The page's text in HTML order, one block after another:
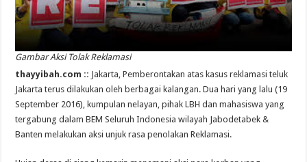
Gambar Aksi Tolak Reklamasi
thayyibah.com :: Jakarta, Pemberontakan atas kasus reklamasi teluk
Jakarta terus dilakukan oleh berbagai kalangan. Dua hari yang lalu (19
September 2016), kumpulan nelayan, pihak LBH dan mahasiswa yang
tergabung dalam BEM Seluruh Indonesia wilayah Jabodetabek &
Banten melakukan aksi unjuk rasa penolakan Reklamasi.